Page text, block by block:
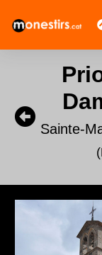
Sainte-